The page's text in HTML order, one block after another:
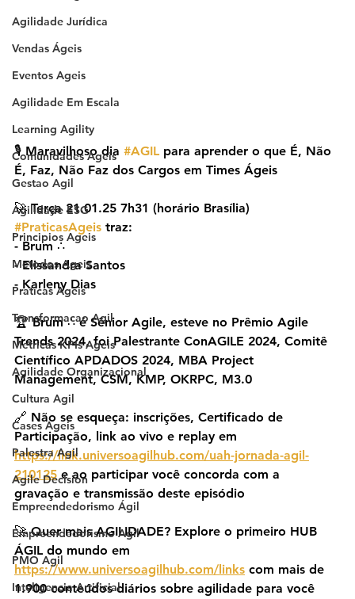
Agilidade Jurídica
Vendas Ágeis
Eventos Ageis
Agilidade Em Escala
Learning Agility
Comunidades Ageis
Gestao Agil
Agilidade ESG
Principios Ageis
Metodos Ageis
Praticas Ageis
Transformacao Agil
Metricas KPIs Ageis
Agilidade Organizacional
Cultura Agil
Cases Ageis
Palestra Agil
Agile Decision
Empreendedorismo Ágil
Empreendedorismo Agil
PMO Agil
Inteligencia Artificial
🎙️ Maravilhoso dia #AGIL para aprender o que É, Não
É, Faz, Não Faz dos Cargos em Times Ágeis
🚀 Terça 21.01.25 7h31 (horário Brasília)
#PraticasAgeis traz:
- Brum ∴
- Elissandra Santos
- Karleny Dias
🏆 Brum ∴ é Sênior Agile, esteve no Prêmio Agile
Trends 2024, foi Palestrante ConAGILE 2024, Comitê
Científico APDADOS 2024, MBA Project
Management, CSM, KMP, OKRPC, M3.0
🔗 Não se esqueça: inscrições, Certificado de
Participação, link ao vivo e replay em
https://link.universoagilhub.com/uah-jornada-agil-
210125 e ao participar você concorda com a
gravação e transmissão deste episódio
🚀 Quer mais AGILIDADE? Explore o primeiro HUB
ÁGIL do mundo em
https://www.universoagilhub.com/links com mais de
1.900 conteúdos diários sobre agilidade para você